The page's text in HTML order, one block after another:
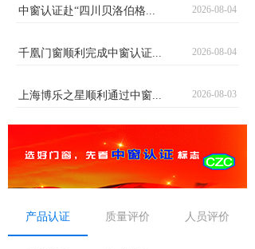
中窗认证赴“四川贝洛伯格... 2026-08-04
千凰门窗顺利完成中窗认证... 2026-08-04
上海博乐之星顺利通过中窗... 2026-08-03
产品认证 质量评价 人员评价